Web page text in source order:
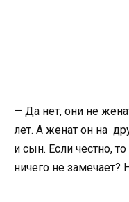
— Да нет, они не
лет. А женат он на
и сын. Если честно,
ничего не замечает?